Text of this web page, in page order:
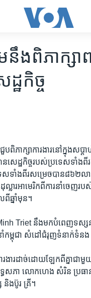
នឹង​​ពិភាក្ស
ឋ​កិច្ច
ពិភាក្សា​ការងារ​នៅ​ក្នុង​ស
េដ្ឋ​កិច្ច​របស់​ប្រទេស​ទាំង​ពី
ស​ទាំង​ពីរ​សម្រេច​បាន​៨៦២​ល
ល្លារ​អាមេរិក​ពី​ការ​នាំ​ចេ
ឆ្នាំ​មុន។
Triet ​នឹង​មក​បំពេញ​ទស្សន​កិច្
ាំ​កម្ពុជា​ ​សំដៅ​ជំរុញ​ទំនាក់​ទំនង​
ារ​ដាច់​ដោយ​ឡែក​ពីគ្នា​ជាមួយ​
សភា​ លោក​ហេង​ សំរិន ​ប្រធា
និង​ប៊ូរ គ្រី។